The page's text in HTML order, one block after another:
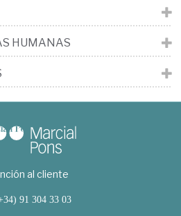
HUMANAS
al cliente
91 304 33 03